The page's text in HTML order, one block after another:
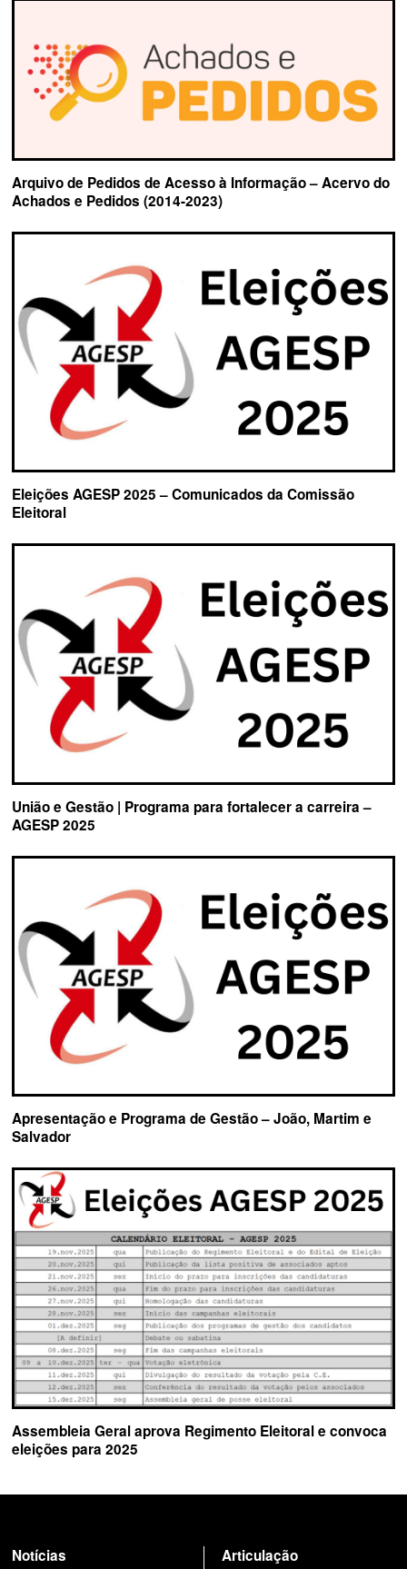
Arquivo de Pedidos de Acesso à Informação – Acervo do
Achados e Pedidos (2014-2023)
Eleições AGESP 2025 – Comunicados da Comissão
Eleitoral
União e Gestão | Programa para fortalecer a carreira –
AGESP 2025
Apresentação e Programa de Gestão – João, Martim e
Salvador
Assembleia Geral aprova Regimento Eleitoral e convoca
eleições para 2025
Notícias
Articulação